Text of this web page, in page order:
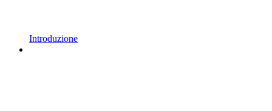
Introduzione